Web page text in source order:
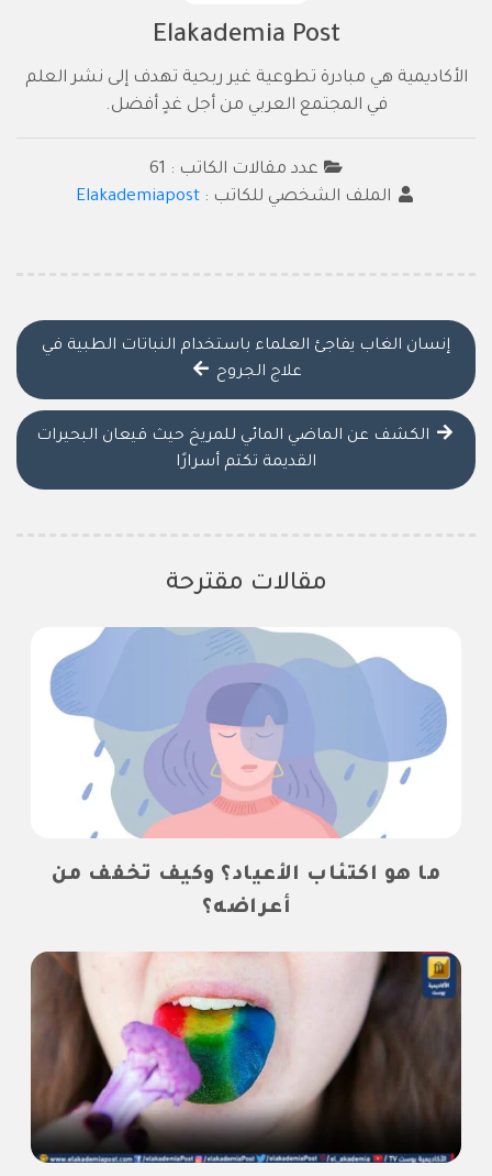
Elakademia Post
الأكاديمية هي مبادرة تطوعية غير ربحية تهدف إلى نشر العلم
في المجتمع العربي من أجل غدٍ أفضل.
عدد مقالات الكاتب : 61
الملف الشخصي للكاتب : Elakademiapost
إنسان الغاب يفاجئ العلماء باستخدام النباتات الطبية في
علاج الجروح
الكشف عن الماضي المائي للمريخ حيث قيعان البحيرات
القديمة تكتم أسرارًا
مقالات مقترحة
ما هو اكتئاب الأعياد؟ وكيف تخفف من
أعراضه؟